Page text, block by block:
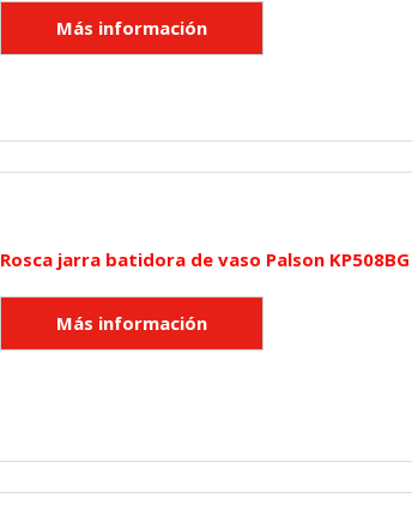
Rosca jarra batidora de vaso Palson KP508BG